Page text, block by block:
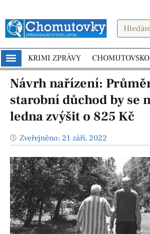
KRIMI ZPRÁVY CHOMUTOVSKO
Návrh nařízení:
starobní důchod by se
ledna zvýšit o 825 Kč
Zveřejněno: 21 září, 2022